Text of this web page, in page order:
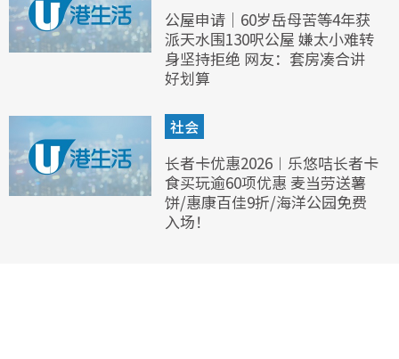
公屋申请｜60岁岳母苦等4年获
派天水围130呎公屋 嫌太小难转
身坚持拒绝 网友：套房凑合讲
好划算
社会
长者卡优惠2026︱乐悠咭长者卡
食买玩逾60项优惠 麦当劳送薯
饼/惠康百佳9折/海洋公园免费
入场！